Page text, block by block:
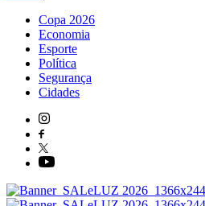
Copa 2026
Economia
Esporte
Política
Segurança
Cidades